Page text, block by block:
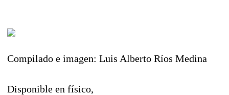
Compilado e imagen: Luis Alberto Ríos Medina
Disponible en físico,